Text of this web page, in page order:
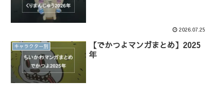
2026.07.25
キャラクター別
【でかつよマンガまとめ】2025
年